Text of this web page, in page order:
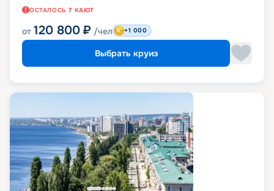
ОСТАЛОСЬ 7 КАЮТ
от 120 800 ₽ /чел +1 000
Выбрать круиз